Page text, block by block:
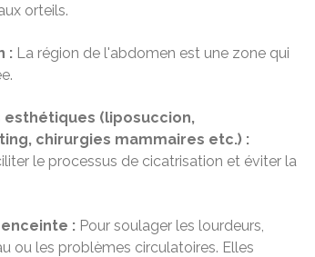
orteils.
:La région de l'abdomen est une zone qui
esthétiques (liposuccion,
chirurgies mammaires etc.) :
le processus de cicatrisation et éviter la
:Pour soulager les lourdeurs,
ou les problèmes circulatoires. Elles